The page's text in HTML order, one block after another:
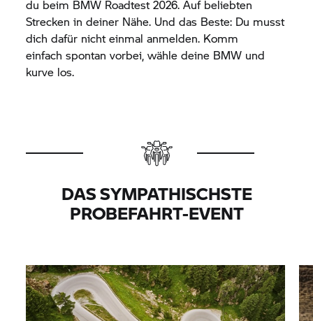
du beim BMW Roadtest 2026. Auf beliebten
Strecken in deiner Nähe. Und das Beste: Du musst
dich dafür nicht einmal anmelden. Komm
einfach spontan vorbei, wähle deine BMW und
kurve los.
DAS SYMPATHISCHSTE
PROBEFAHRT-EVENT